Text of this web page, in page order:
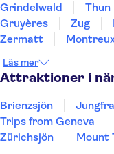
Grindelwald Thun
Gruyères
Zug
Zermatt
Läs mer
Attraktioner i
Brienzsjön
Trips from Geneva
Zürichsjön
Mount